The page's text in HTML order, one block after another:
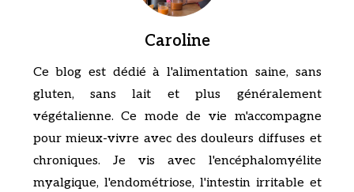
Caroline
Ce blog est dédié à l'alimentation saine, sans
gluten, sans lait et plus généralement
végétalienne. Ce mode de vie m'accompagne
pour mieux-vivre avec des douleurs diffuses et
chroniques. Je vis avec l'encéphalomyélite
myalgique, l'endométriose, l'intestin irritable et